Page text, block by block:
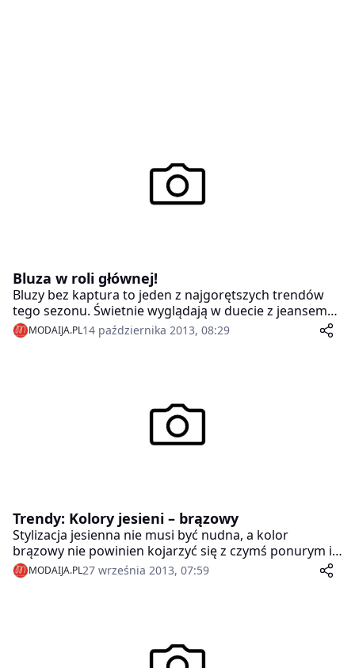
Bluza w roli głównej!
Bluzy bez kaptura to jeden z najgorętszych trendów
tego sezonu. Świetnie wyglądają w duecie z jeansem
czy skórą, spódnicą czy spodniami, doskonale
sprawdzając się nie tylko w sportowym wydaniu. Żeby
MODAIJA.PL14 października 2013, 08:29
Trendy: Kolory jesieni – brązowy
Stylizacja jesienna nie musi być nudna, a kolor
brązowy nie powinien kojarzyć się z czymś ponurym i
smutnym.
MODAIJA.PL27 września 2013, 07:59